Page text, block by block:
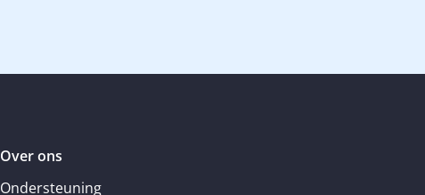
Over ons
Ondersteuning